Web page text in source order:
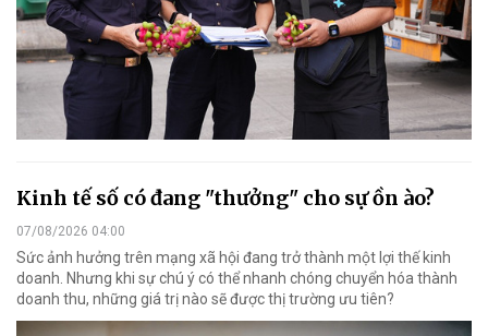
Kinh tế số có đang "thưởng" cho sự ồn ào?
07/08/2026 04:00
Sức ảnh hưởng trên mạng xã hội đang trở thành một lợi thế kinh
doanh. Nhưng khi sự chú ý có thể nhanh chóng chuyển hóa thành
doanh thu, những giá trị nào sẽ được thị trường ưu tiên?